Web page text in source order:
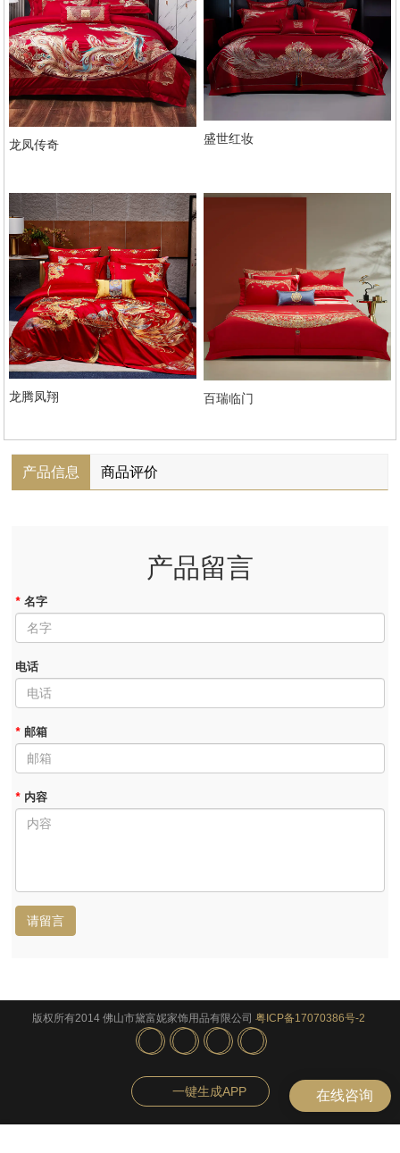
龙凤传奇 盛世红妆
龙腾凤翔 百瑞临门
产品信息 商品评价
产品留言
* 名字
电话
* 邮箱
* 内容
请留言
版权所有2014 佛山市黛富妮家饰用品有限公司 粤ICP备17070386号-2
一键生成APP 在线咨询